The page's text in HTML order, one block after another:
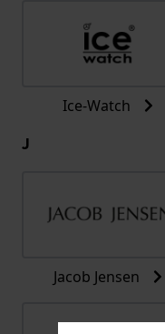
Ice-Watch
J
Jacob Jensen